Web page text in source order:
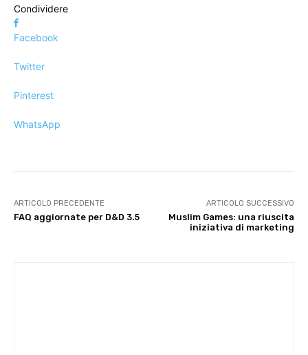
Condividere
Facebook
Twitter
Pinterest
WhatsApp
ARTICOLO PRECEDENTE
FAQ aggiornate per D&D 3.5
ARTICOLO SUCCESSIVO
Muslim Games: una riuscita
iniziativa di marketing